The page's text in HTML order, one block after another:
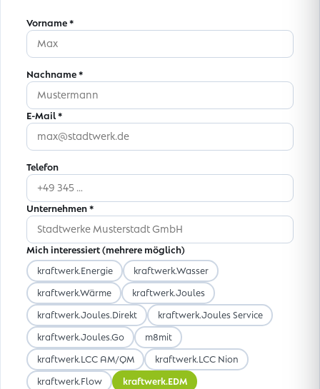
Vorname *
Nachname *
E-Mail *
Telefon
Unternehmen *
Mich interessiert (mehrere möglich)
kraftwerk.Energie kraftwerk.Wasser
kraftwerk.Wärme kraftwerk.Joules
kraftwerk.Joules.Direkt kraftwerk.Joules Service
kraftwerk.Joules.Go m8mit
kraftwerk.LCC AM/QM kraftwerk.LCC Nion
kraftwerk.Flow kraftwerk.EDM